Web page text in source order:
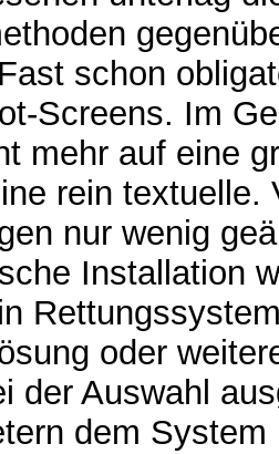
schon
Screens. Im
mehr auf eine
rein
nur wenig
Installation
oder
der Auswahl
dem